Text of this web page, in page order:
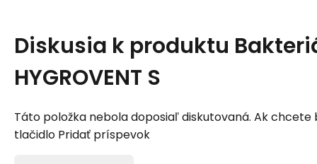
Diskusia k produktu
HYGROVENT S
Táto položka nebola doposiaľ diskutovaná. Ak chcete
tlačidlo Pridať príspevok